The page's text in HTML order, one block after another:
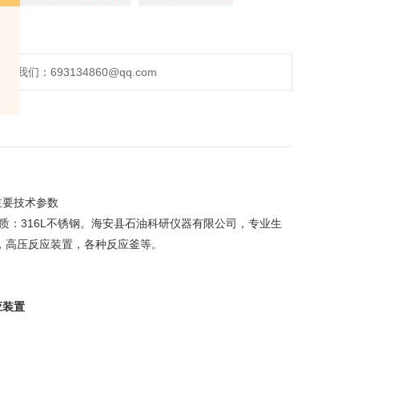
给我们：693134860@qq.com
要技术参数
316L不锈钢。海安县石油科研仪器有限公司，专业生
压反应装置，各种反应釜等。
装置